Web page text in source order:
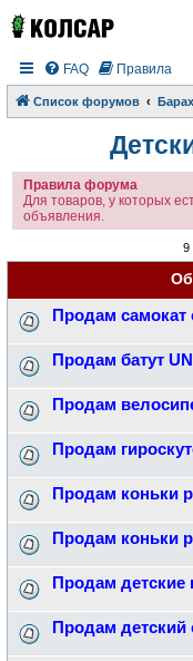
FAQ Правила
Список форумов
Правила форума
Для товаров, у которых
объявления.
9
Продам самокат
Продам батут
Продам
Продам
Продам коньки
Продам коньки
Продам детские
Продам детский